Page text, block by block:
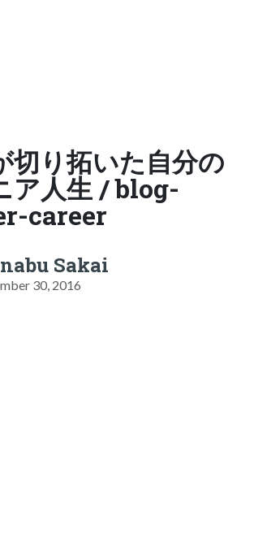
切り拓いた自分の
ア人生 / blog-
career
Sakai
30, 2016